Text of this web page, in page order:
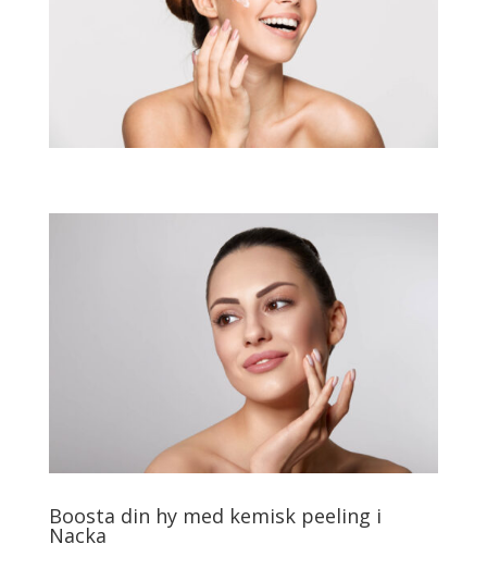
Boosta din hy med kemisk peeling i
Nacka